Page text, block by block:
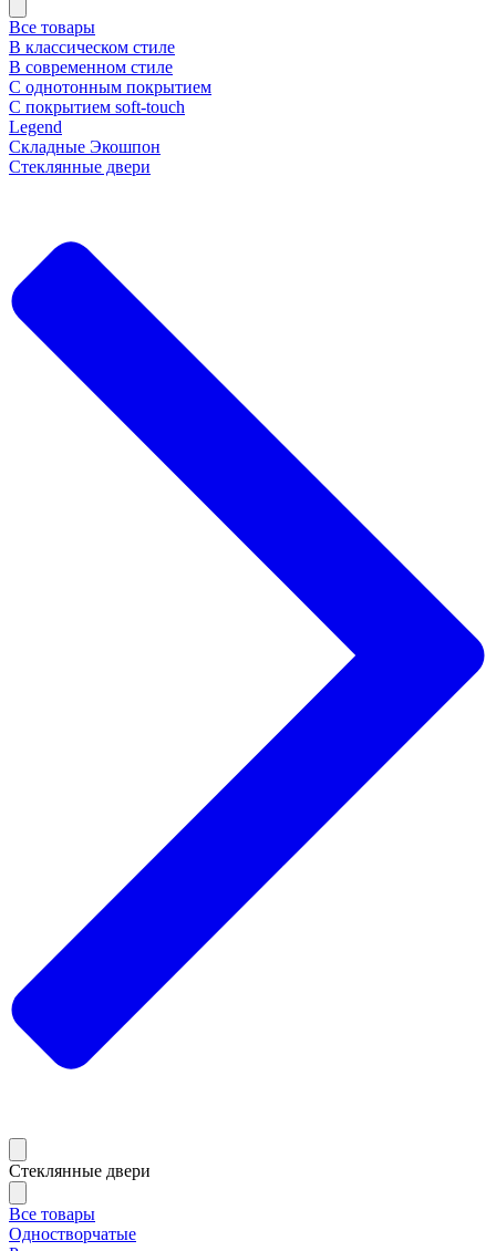
Все товары
В классическом стиле
В современном стиле
С однотонным покрытием
С покрытием soft-touch
Legend
Складные Экошпон
Стеклянные двери
Стеклянные двери
Все товары
Одностворчатые